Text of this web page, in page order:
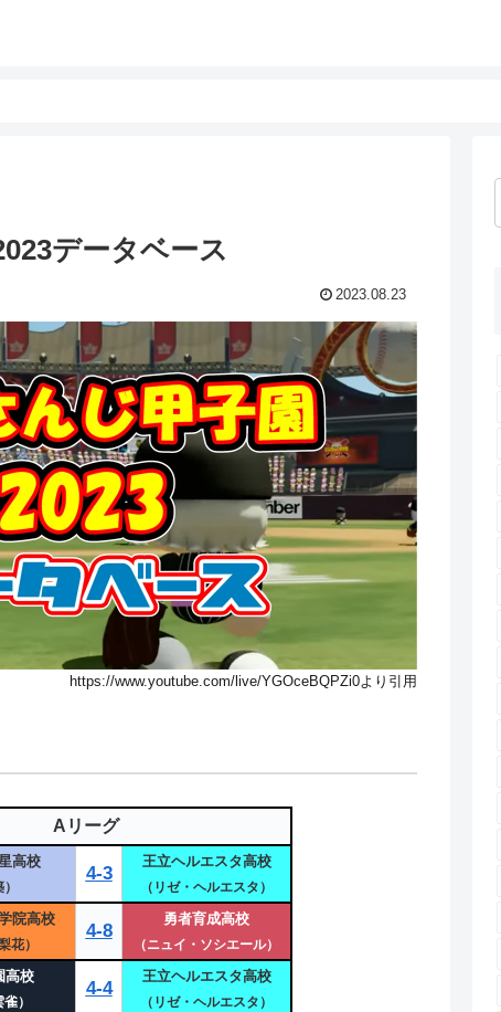
データベース
2023.08.23
https://www.youtube.com/live/YGOceBQPZi0より引用
Aリーグ
高校
4-3
王立ヘルエスタ高校
（リゼ・ヘルエスタ）
院高校
花）
4-8
勇者育成高校
（ニュイ・ソシエール）
高校
）
4-4
王立ヘルエスタ高校
（リゼ・ヘルエスタ）